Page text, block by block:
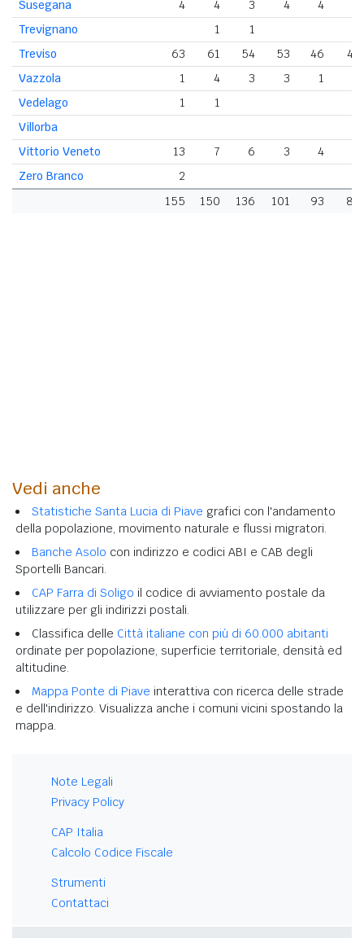
Susegana
4 4 3 4 4
Trevignano
1
1
Treviso
63 61 54 53 46
43
Vazzola
1 4 3 3
1
Vedelago
1
1
Villorba
Vittorio Veneto
13 7 6 3 4
Zero Branco
2
155
150 136 101 93 83
Vedi anche
Statistiche Santa Lucia di Piave grafici con l'andamento
della popolazione, movimento naturale e flussi migratori.
Banche Asolo con indirizzo e codici ABI e CAB degli
Sportelli Bancari.
CAP Farra di Soligo il codice di avviamento postale da
utilizzare per gli indirizzi postali.
Classifica delle Città italiane con più di 60.000 abitanti
ordinate per popolazione, superficie territoriale, densità ed
altitudine.
Mappa Ponte di Piave interattiva con ricerca delle strade
e dell'indirizzo. Visualizza anche i comuni vicini spostando la
mappa.
Note Legali
Privacy Policy
CAP Italia
Calcolo Codice Fiscale
Strumenti
Contattaci